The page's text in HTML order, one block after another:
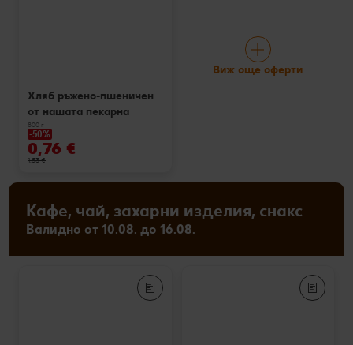
Хляб ръжено-пшеничен
от нашата пекарна
800 г
-50%
0,76 €
1,53 €
Виж още оферти
Кафе, чай, захарни изделия, снакс
Валидно от 10.08. до 16.08.